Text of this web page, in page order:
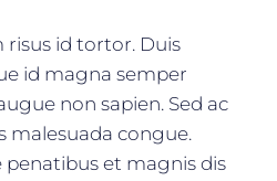
id tortor. Duis
id magna semper
non sapien. Sed ac
malesuada congue.
penatibus et magnis dis